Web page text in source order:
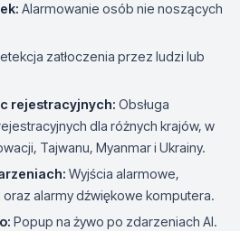
Alarmowanie osób nie noszących
zatłoczenia przez ludzi lub
rejestracyjnych: Obsługa
dla różnych krajów, w
Tajwanu, Myanmar i Ukrainy.
Wyjścia alarmowe,
alarmy dźwiękowe komputera.
Popup na żywo po zdarzeniach AI.